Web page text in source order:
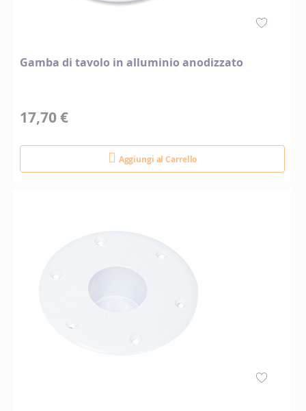
Gamba di tavolo in alluminio anodizzato
17,70 €
Aggiungi al Carrello